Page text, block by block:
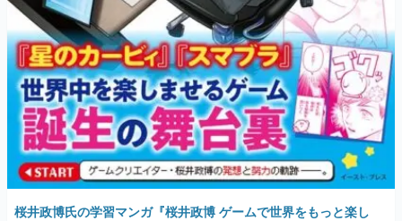
桜井政博氏の学習マンガ『桜井政博 ゲームで世界をもっと楽し